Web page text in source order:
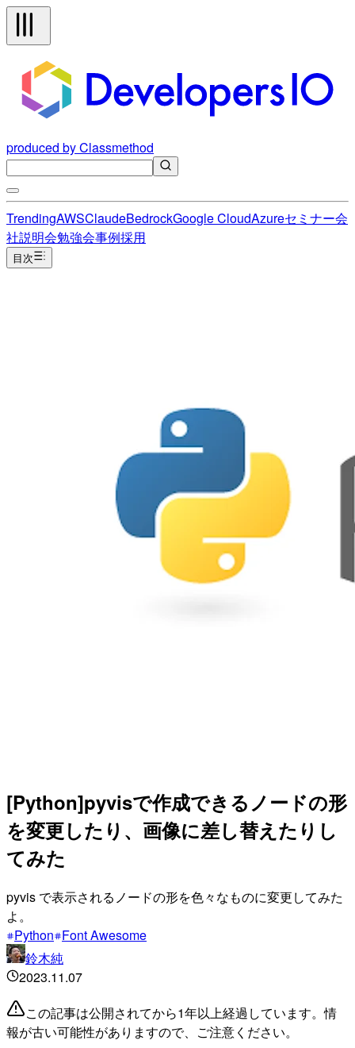
produced by Classmethod
TrendingAWSClaudeBedrockGoogle CloudAzureセミナー会
社説明会勉強会事例採用
目次
[Python]pyvisで作成できるノードの形
を変更したり、画像に差し替えたりし
てみた
pyvis で表示されるノードの形を色々なものに変更してみた
よ。
Python Font Awesome
鈴木純
2023.11.07
この記事は公開されてから1年以上経過しています。情
報が古い可能性がありますので、ご注意ください。